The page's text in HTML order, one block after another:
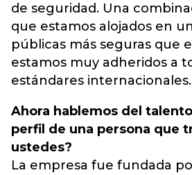
de seguridad. Una
que estamos alojados en
públicas más seguras que
estamos muy adheridos a
estándares internacionales.
Ahora hablemos del
perfil de una persona que
ustedes?
La empresa fue fundada